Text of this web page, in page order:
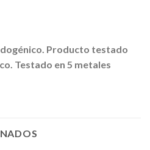
Producto testado
Testado en 5 metales